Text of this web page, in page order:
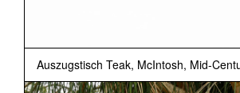
Auszugstisch Teak, McIntosh, Mid-